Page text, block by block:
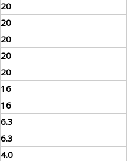
20
20
20
20
20
16
16
6.3
6.3
4.0